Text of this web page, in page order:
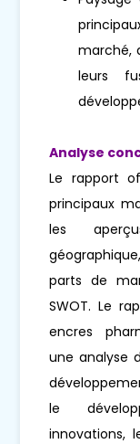
marché,
leurs
Analyse
Le rapport
principaux
les
parts de
SWOT. Le
encres
une analyse
le
innovations,